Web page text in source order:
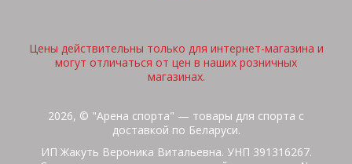
Цены действительны только для интернет-магазина и
могут отличаться от цен в наших розничных
магазинах.
2026, © "Арена спорта" — товары для спорта с
доставкой по Беларуси.
ИП Жакуть Вероника Витальевна. УНП 391316267.